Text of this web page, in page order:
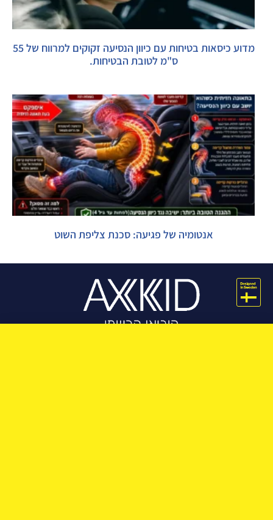
מדוע כיסאות בטיחות עם כיוון הנסיעה זקוקים למרווח של 55
ס"מ לטובת הבטיחות.
אנטומיה של פגיעה: סכנת צליפת השוט